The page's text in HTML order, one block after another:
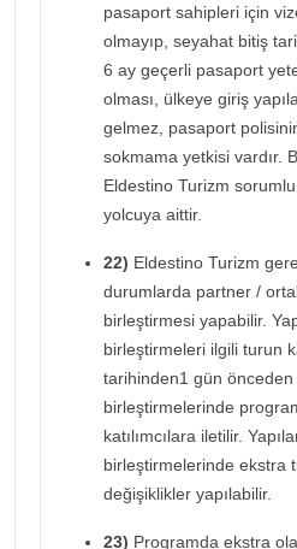
pasaport sahipleri için
olmayıp, seyahat bitiş
6 ay geçerli pasaport
olması, ülkeye giriş
gelmez, pasaport
sokmama yetkisi vardır.
Eldestino Turizm
yolcuya aittir.
22) Eldestino Turizm
durumlarda partner /
birleştirmesi yapabilir.
birleştirmeleri ilgili turun
tarihinden1 gün önceden
birleştirmelerinde
katılımcılara iletilir.
birleştirmelerinde ekstra
değişiklikler yapılabilir.
23) Programda ekstra